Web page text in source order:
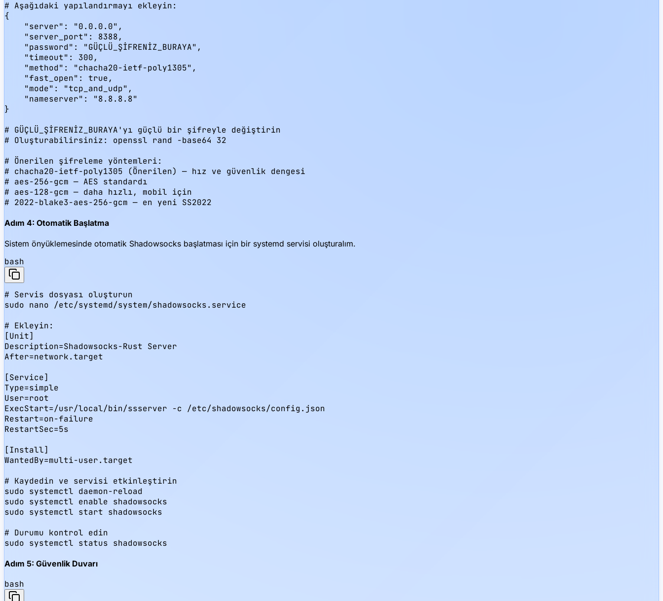
# Aşağıdaki yapılandırmayı ekleyin:
{
    "server": "0.0.0.0",
    "server_port": 8388,
    "password": "GÜÇLÜ_ŞİFRENİZ_BURAYA",
    "timeout": 300,
    "method": "chacha20-ietf-poly1305",
    "fast_open": true,
    "mode": "tcp_and_udp",
    "nameserver": "8.8.8.8"
}
# GÜÇLÜ_ŞİFRENİZ_BURAYA'yı güçlü bir şifreyle değiştirin
# Oluşturabilirsiniz: openssl rand -base64 32
# Önerilen şifreleme yöntemleri:
# chacha20-ietf-poly1305 (Önerilen) — hız ve güvenlik dengesi
# aes-256-gcm — AES standardı
# aes-128-gcm — daha hızlı, mobil için
# 2022-blake3-aes-256-gcm — en yeni SS2022
Adım 4: Otomatik Başlatma
Sistem önyüklemesinde otomatik Shadowsocks başlatması için bir systemd servisi oluşturalım.
bash
# Servis dosyası oluşturun
sudo nano /etc/systemd/system/shadowsocks.service
# Ekleyin:
[Unit]
Description=Shadowsocks-Rust Server
After=network.target
[Service]
Type=simple
User=root
ExecStart=/usr/local/bin/ssserver -c /etc/shadowsocks/config.json
Restart=on-failure
RestartSec=5s
[Install]
WantedBy=multi-user.target
# Kaydedin ve servisi etkinleştirin
sudo systemctl daemon-reload
sudo systemctl enable shadowsocks
sudo systemctl start shadowsocks
# Durumu kontrol edin
sudo systemctl status shadowsocks
Adım 5: Güvenlik Duvarı
bash